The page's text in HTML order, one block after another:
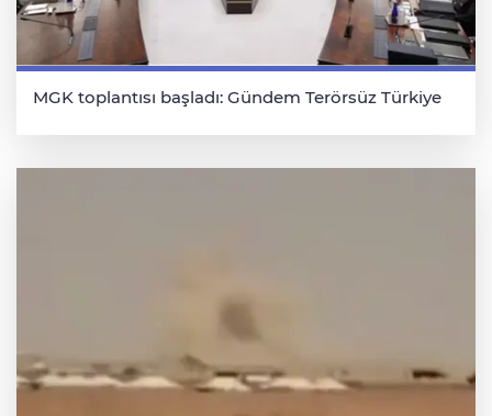
MGK toplantısı başladı: Gündem Terörsüz Türkiye